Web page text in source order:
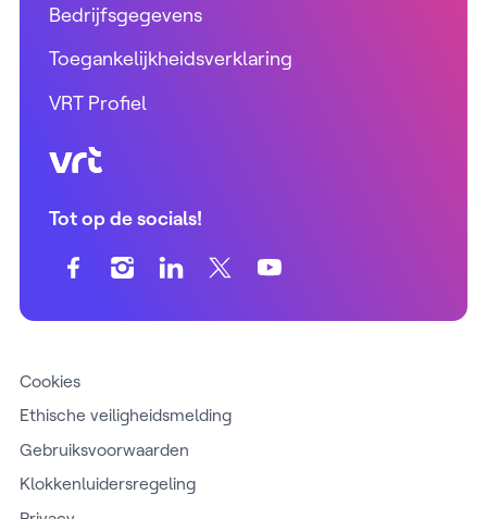
Bedrijfsgegevens
Toegankelijkheidsverklaring
VRT Profiel
VRT (home)
Tot op de socials!
Cookies
Ethische veiligheidsmelding
Gebruiksvoorwaarden
Klokkenluidersregeling